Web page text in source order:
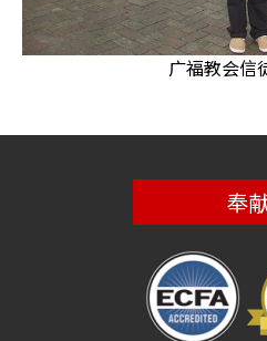
广福教会信
奉